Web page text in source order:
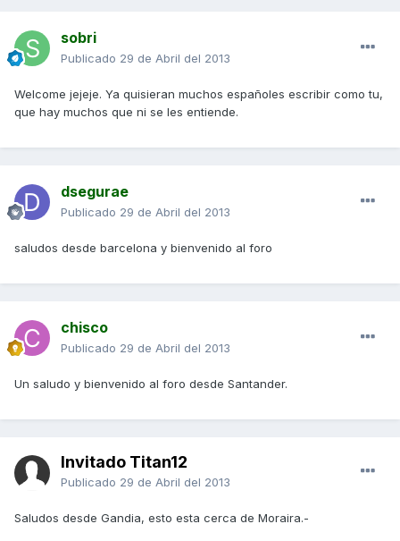
sobri
Publicado 29 de Abril del 2013
Welcome jejeje. Ya quisieran muchos españoles escribir como tu,
que hay muchos que ni se les entiende.
dsegurae
Publicado 29 de Abril del 2013
saludos desde barcelona y bienvenido al foro
chisco
Publicado 29 de Abril del 2013
Un saludo y bienvenido al foro desde Santander.
Invitado Titan12
Publicado 29 de Abril del 2013
Saludos desde Gandia, esto esta cerca de Moraira.-